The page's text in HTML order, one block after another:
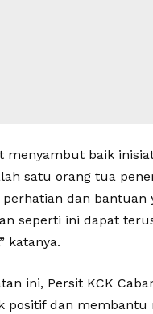
menyambut baik
satu orang tua
dan bantuan
seperti ini dapat
katanya.
ini, Persit KCK
positif dan